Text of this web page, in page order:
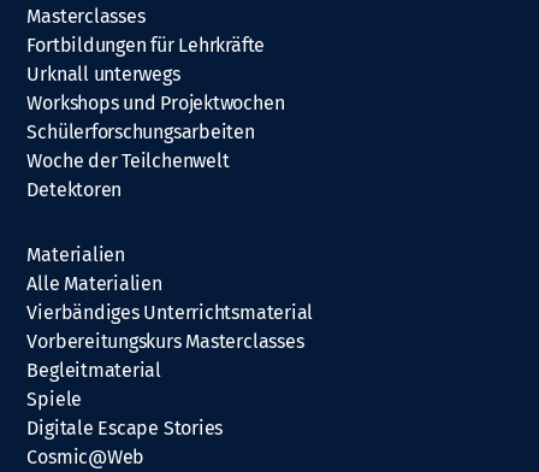
Masterclasses
Fortbildungen für Lehrkräfte
Urknall unterwegs
Workshops und Projektwochen
Schülerforschungsarbeiten
Woche der Teilchenwelt
Detektoren
Materialien
Alle Materialien
Vierbändiges Unterrichtsmaterial
Vorbereitungskurs Masterclasses
Begleitmaterial
Spiele
Digitale Escape Stories
Cosmic@Web